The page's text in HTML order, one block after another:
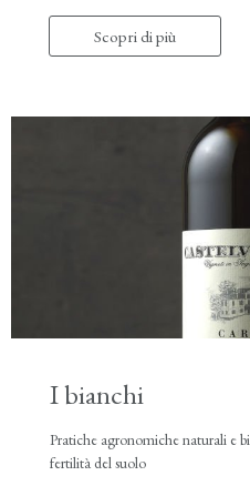
Scopri di più
I bianchi
Pratiche agronomiche naturali e
fertilità del suolo